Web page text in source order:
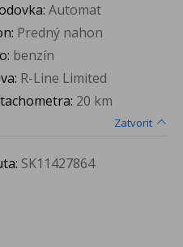
Automat
Predný nahon
benzín
R-Line Limited
20 km
Zatvorit
SK11427864